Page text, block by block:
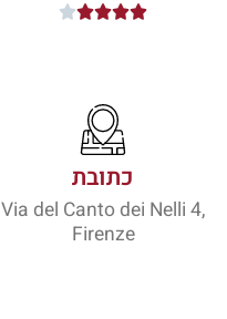





כתובת
Via del Canto dei Nelli 4,
Firenze